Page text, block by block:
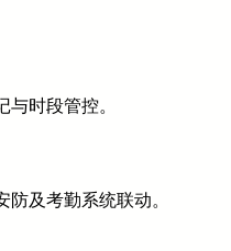
时段管控。
及考勤系统联动。